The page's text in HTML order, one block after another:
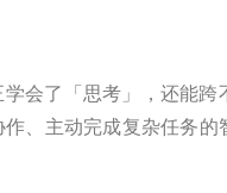
会了「思考」，还能跨
、主动完成复杂任务的